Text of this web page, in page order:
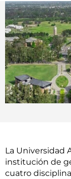
La Universidad
institución de
cuatro